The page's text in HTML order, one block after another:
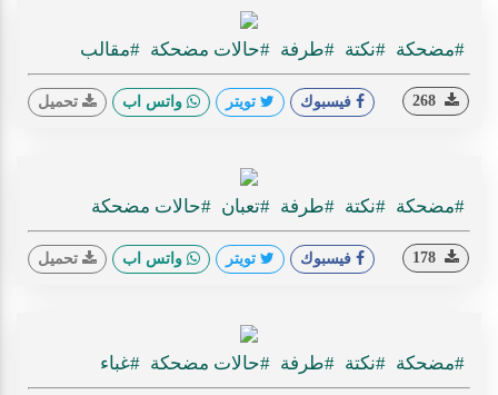
#مضحكة #نكتة #طرفة #حالات مضحكة #مقالب
فيسبوك تويتر واتس اب تحميل
#مضحكة #نكتة #طرفة #تعبان #حالات مضحكة
فيسبوك تويتر واتس اب تحميل
#مضحكة #نكتة #طرفة #حالات مضحكة #غباء